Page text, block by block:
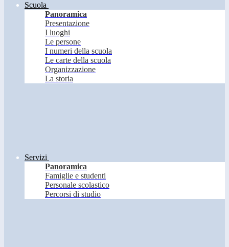
Scuola
Panoramica
Presentazione
I luoghi
Le persone
I numeri della scuola
Le carte della scuola
Organizzazione
La storia
Servizi
Panoramica
Famiglie e studenti
Personale scolastico
Percorsi di studio